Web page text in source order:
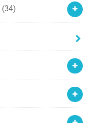
(34)